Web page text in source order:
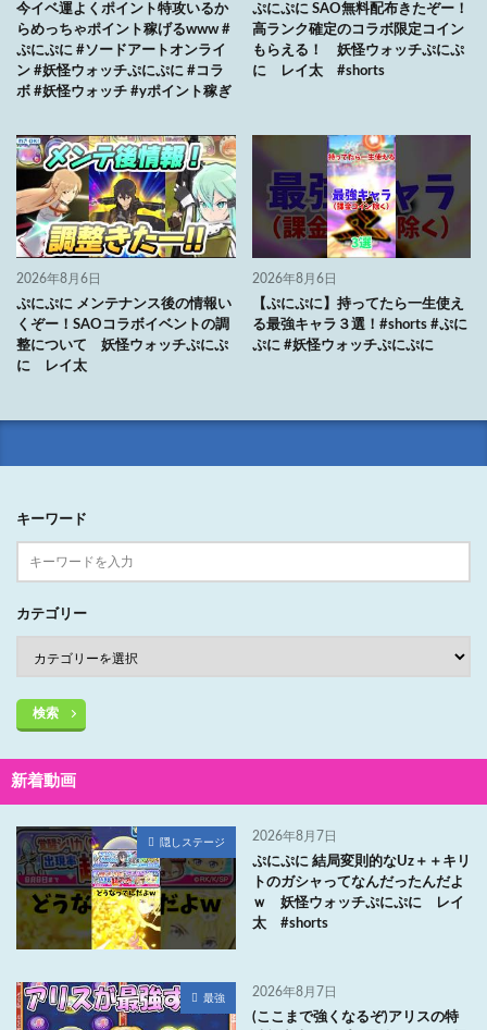
今イベ運よくポイント特攻いるか
らめっちゃポイント稼げるwww #
ぷにぷに #ソードアートオンライ
ン #妖怪ウォッチぷにぷに #コラ
ボ #妖怪ウォッチ #yポイント稼ぎ
ぷにぷに SAO無料配布きたぞー！
高ランク確定のコラボ限定コイン
もらえる！ 妖怪ウォッチぷにぷ
に レイ太 #shorts
2026年8月6日
ぷにぷに メンテナンス後の情報い
くぞー！SAOコラボイベントの調
整について 妖怪ウォッチぷにぷ
に レイ太
2026年8月6日
【ぷにぷに】持ってたら一生使え
る最強キャラ３選！#shorts #ぷに
ぷに #妖怪ウォッチぷにぷに
キーワード
カテゴリー
検索
新着動画
隠しステージ 2026年8月7日
ぷにぷに 結局変則的なUz＋＋キリ
トのガシャってなんだったんだよ
ｗ 妖怪ウォッチぷにぷに レイ
太 #shorts
最強 2026年8月7日
(ここまで強くなるぞ)アリスの特